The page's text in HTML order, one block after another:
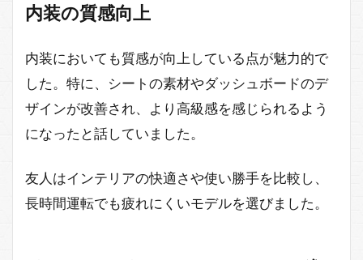
内装の質感向上
内装においても質感が向上している点が魅力的で
した。特に、シートの素材やダッシュボードのデ
ザインが改善され、より高級感を感じられるよう
になったと話していました。
友人はインテリアの快適さや使い勝手を比較し、
長時間運転でも疲れにくいモデルを選びました。